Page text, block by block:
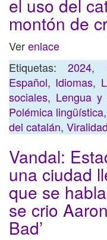
el uso del
montón de
Verenlace
Etiquetas:2024,
Español, Idiomas,
sociales, Lengua y
Polémica lingüística,
del catalán, Viralidad
Vandal:
una ciudad
que se
se crio
Bad’